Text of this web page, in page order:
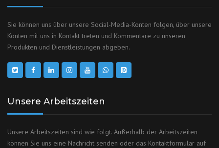
Sie können uns über unsere Social-Media-Konten folgen, über unsere
Konten mit uns in Kontakt treten und Kommentare zu unseren
Produkten und Dienstleistungen abgeben.
Unsere Arbeitszeiten
Unsere Arbeitszeiten sind wie folgt. Außerhalb der Arbeitszeiten
können Sie uns eine Nachricht senden oder das Kontaktformular auf